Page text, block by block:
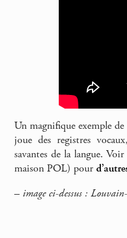
Un magnifique exemple
joue des registres
savantes de la langue.
maison POL) pour
– image ci-dessus :